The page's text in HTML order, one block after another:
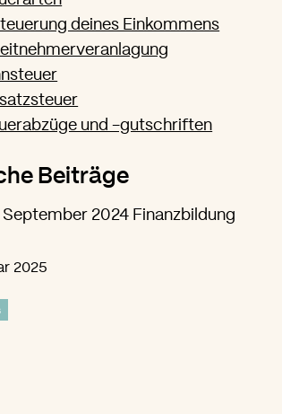
deines Einkommens
und -gutschriften
Beiträge
September 2024 Finanzbildung
2025